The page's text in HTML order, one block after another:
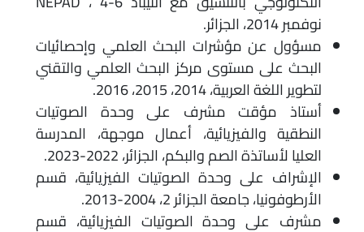
نوفمبر 2014، الجزائر.
مسؤول عن مؤشرات البحث العلمي وإحصائيات
البحث على مستوى مركز البحث العلمي والتقني
لتطوير اللغة العربية، 2014، 2015، 2016.
أستاذ مؤقت مشرف على وحدة الصوتيات
النطقية والفيزيائية، أعمال موجهة، المدرسة
العليا لأساتذة الصم والبكم، الجزائر، 2022-2023.
الإشراف على وحدة الصوتيات الفيزيائية، قسم
الأرطوفونيا، جامعة الجزائر 2، 2004-2013.
مشرف على وحدة الصوتيات الفيزيائية، قسم